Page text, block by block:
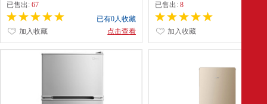
已售出: 67
已有0人收藏
点击查看
加入收藏
已售出:8
加入收藏